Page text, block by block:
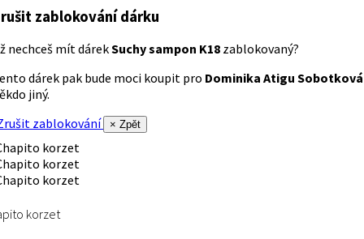
zablokování dárku
nechceš mít dárekSuchy sampon K18 zablokovaný?
dárek pak bude moci koupit pro Dominika Atigu Sobotková
jiný.
zablokování
× Zpět
korzet